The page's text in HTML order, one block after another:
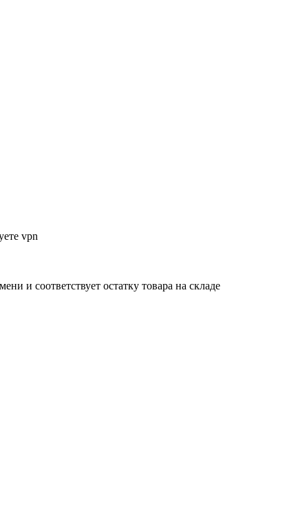
vpn
и соответствует остатку товара на складе